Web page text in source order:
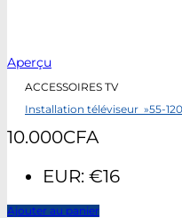
Aperçu
ACCESSOIRES TV
Installation téléviseur »55-
10.000CFA
EUR: €16
Ajouter au panier